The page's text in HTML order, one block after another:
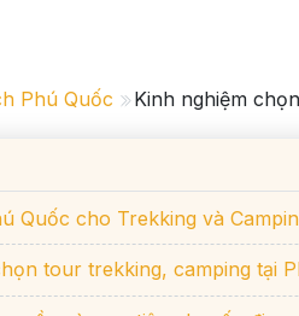
Phú Quốc Kinh nghiệm chọn
Quốc cho Trekking và
tour trekking, camping tại